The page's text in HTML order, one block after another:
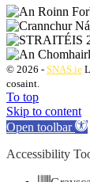
© 2026 - SNAS.ie
cosaint.
To top
Skip to content
Open toolbar
Accessibility